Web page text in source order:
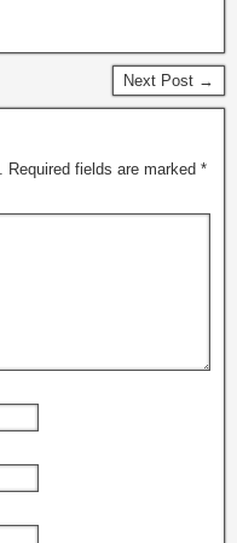
Next Post →
Required fields are marked *